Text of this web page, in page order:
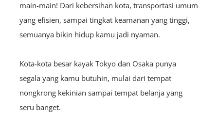
main-main! Dari kebersihan kota, transportasi umum
yang efisien, sampai tingkat keamanan yang tinggi,
semuanya bikin hidup kamu jadi nyaman.
Kota-kota besar kayak Tokyo dan Osaka punya
segala yang kamu butuhin, mulai dari tempat
nongkrong kekinian sampai tempat belanja yang
seru banget.